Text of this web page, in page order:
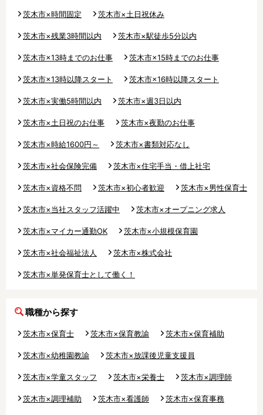
茨木市×時間固定 茨木市×土日祝休み
茨木市×残業3時間以内 茨木市×駅徒歩5分以内
茨木市×13時までのお仕事 茨木市×15時までのお仕事
茨木市×13時以降スタート 茨木市×16時以降スタート
茨木市×実働5時間以内 茨木市×週3日以内
茨木市×土日祝のお仕事 茨木市×夜勤のお仕事
茨木市×時給1600円～ 茨木市×書類対応なし
茨木市×社会保険完備 茨木市×住宅手当・借上社宅
茨木市×資格不問 茨木市×初心者歓迎 茨木市×男性保育士
茨木市×当社スタッフ活躍中 茨木市×オープニング求人
茨木市×マイカー通勤OK 茨木市×小規模保育園
茨木市×社会福祉法人 茨木市×株式会社
茨木市×単発保育士として働く！
職種から探す
茨木市×保育士 茨木市×保育教諭 茨木市×保育補助
茨木市×幼稚園教諭 茨木市×放課後児童支援員
茨木市×学童スタッフ 茨木市×栄養士 茨木市×調理師
茨木市×調理補助 茨木市×看護師 茨木市×保育事務
認定こども園
幼稚園
小規模認可保育園
認可外保育園
病院内保育所
事業所内保育所
放課後等デイサービ
ス
テンダーの運営施設
特徴
時間固定
土日祝休み
13時以降スタート
16時以降スタート
実働5時間以内
週3日以内
土日祝のお仕事
資格不問
男性保育士
当社スタッフ活躍中
オープニング求人
マイカー通勤OK
小規模保育園
社会福祉法人
く！